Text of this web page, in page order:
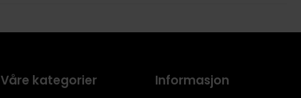
Våre kategorier Informasjon